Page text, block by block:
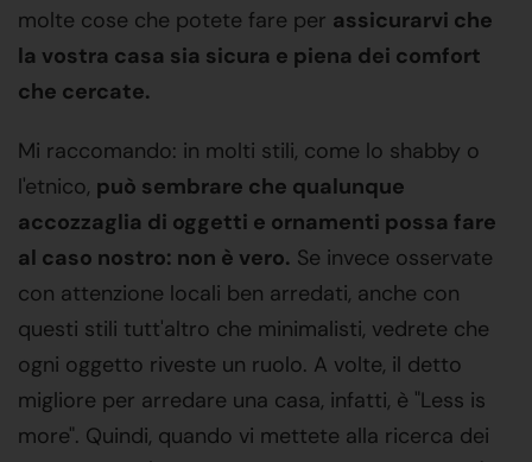
molte cose che potete fare per assicurarvi che
la vostra casa sia sicura e piena dei comfort
che cercate.
Mi raccomando: in molti stili, come lo shabby o
l'etnico, può sembrare che qualunque
accozzaglia di oggetti e ornamenti possa fare
al caso nostro: non è vero. Se invece osservate
con attenzione locali ben arredati, anche con
questi stili tutt'altro che minimalisti, vedrete che
ogni oggetto riveste un ruolo. A volte, il detto
migliore per arredare una casa, infatti, è "Less is
more". Quindi, quando vi mettete alla ricerca dei